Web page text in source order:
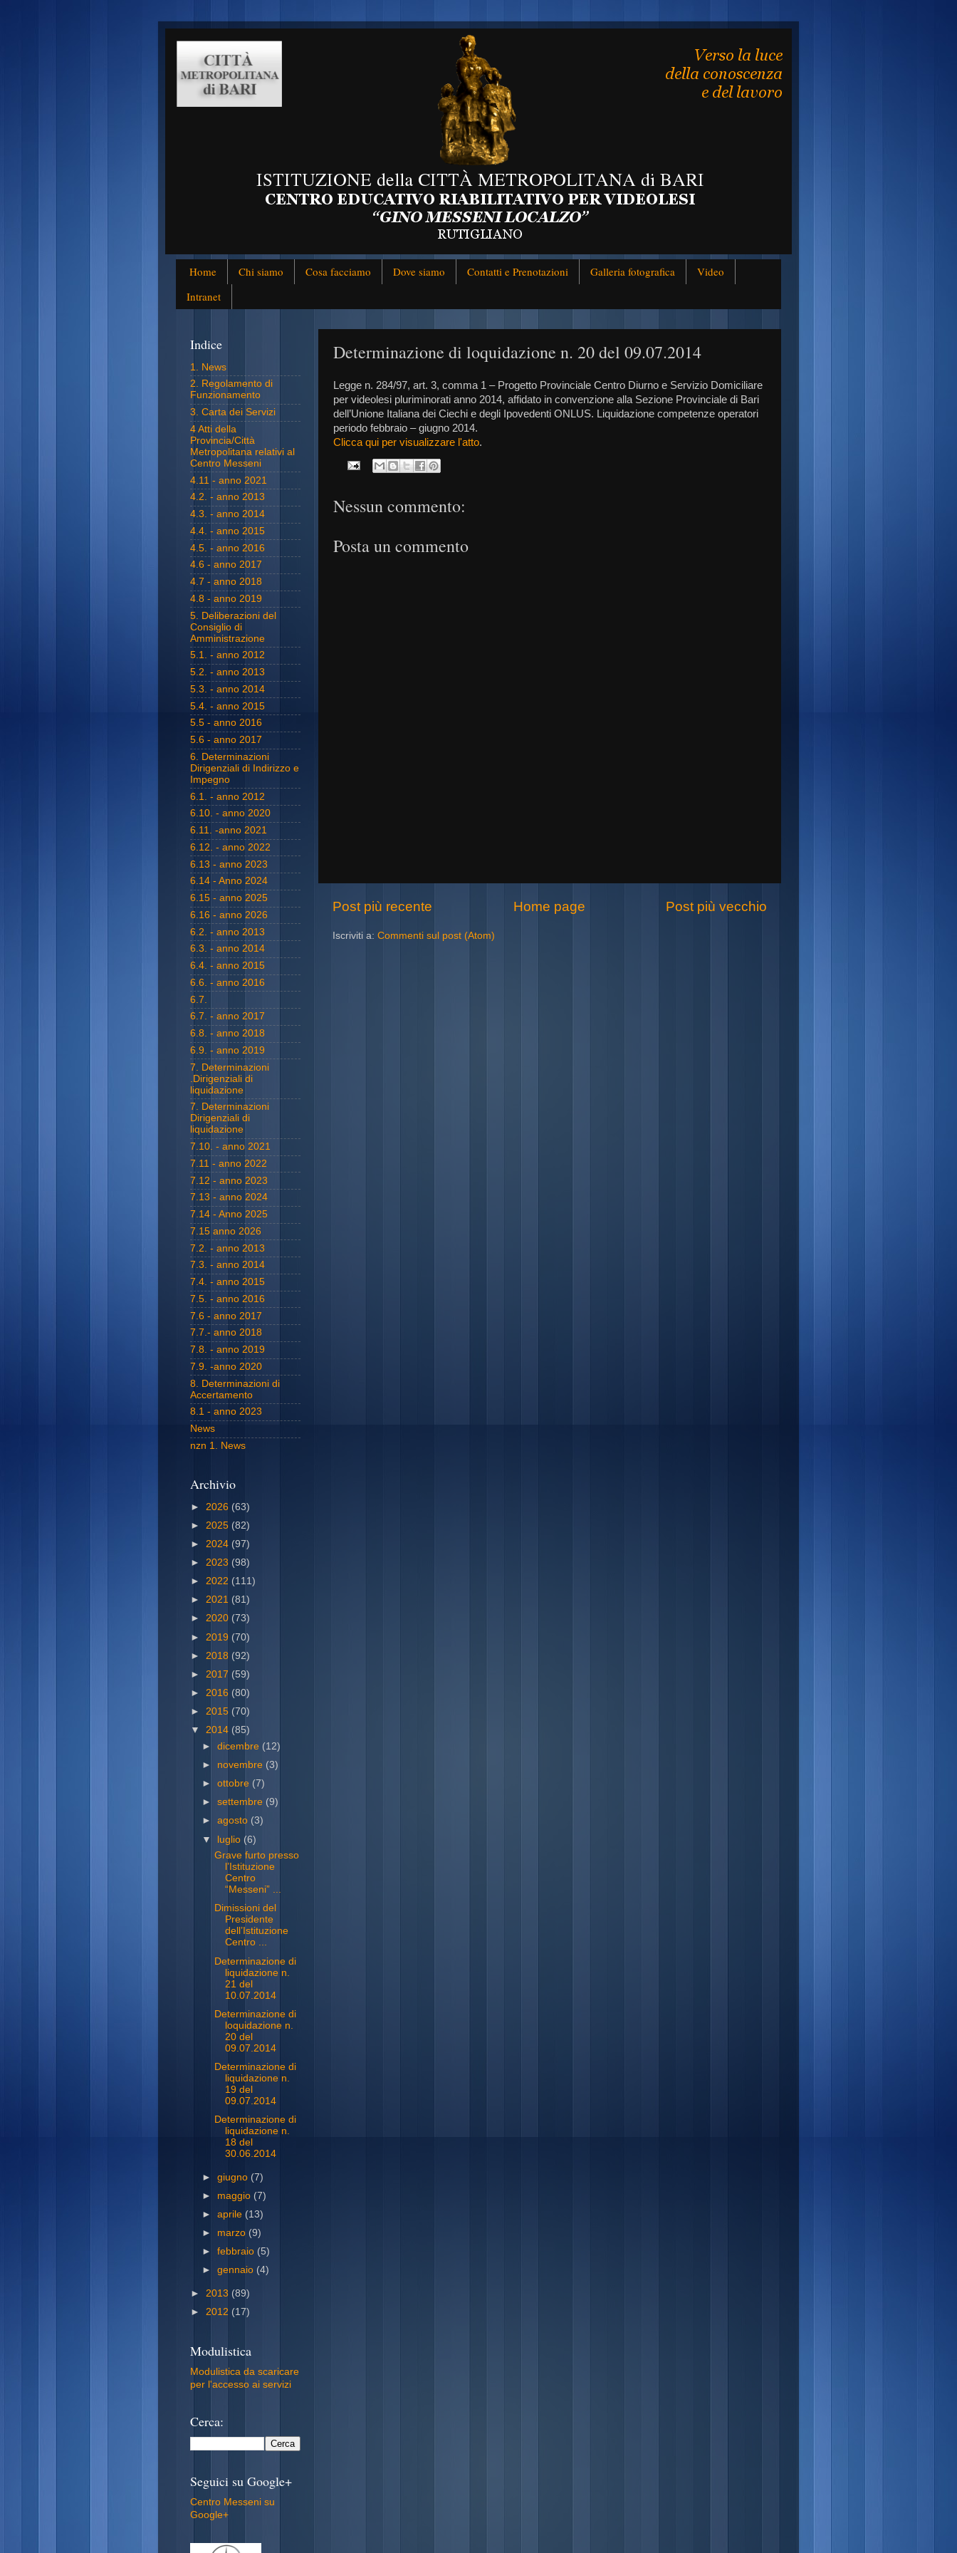
Home Chi siamo Cosa facciamo Dove siamo Contatti e Prenotazioni Galleria fotografica
Video
Intranet
Determinazione di loquidazione n. 20 del 09.07.2014
Legge n. 284/97, art. 3, comma 1 – Progetto Provinciale Centro Diurno e Servizio Domiciliare
per videolesi pluriminorati anno 2014, affidato in convenzione alla Sezione Provinciale di Bari
dell’Unione Italiana dei Ciechi e degli Ipovedenti ONLUS. Liquidazione competenze operatori
periodo febbraio – giugno 2014.
Clicca qui per visualizzare l'atto.
Nessun commento:
Posta un commento
Post più recente Post più vecchio
Home page
Iscriviti a: Commenti sul post (Atom)
Indice
1. News
2. Regolamento di
Funzionamento
3. Carta dei Servizi
4 Atti della
Provincia/Città
Metropolitana relativi al
Centro Messeni
4.11 - anno 2021
4.2. - anno 2013
4.3. - anno 2014
4.4. - anno 2015
4.5. - anno 2016
4.6 - anno 2017
4.7 - anno 2018
4.8 - anno 2019
5. Deliberazioni del
Consiglio di
Amministrazione
5.1. - anno 2012
5.2. - anno 2013
5.3. - anno 2014
5.4. - anno 2015
5.5 - anno 2016
5.6 - anno 2017
6. Determinazioni
Dirigenziali di Indirizzo e
Impegno
6.1. - anno 2012
6.10. - anno 2020
6.11. -anno 2021
6.12. - anno 2022
6.13 - anno 2023
6.14 - Anno 2024
6.15 - anno 2025
6.16 - anno 2026
6.2. - anno 2013
6.3. - anno 2014
6.4. - anno 2015
6.6. - anno 2016
6.7.
6.7. - anno 2017
6.8. - anno 2018
6.9. - anno 2019
7. Determinazioni
.Dirigenziali di
liquidazione
7. Determinazioni
Dirigenziali di
liquidazione
7.10. - anno 2021
7.11 - anno 2022
7.12 - anno 2023
7.13 - anno 2024
7.14 - Anno 2025
7.15 anno 2026
7.2. - anno 2013
7.3. - anno 2014
7.4. - anno 2015
7.5. - anno 2016
7.6 - anno 2017
7.7.- anno 2018
7.8. - anno 2019
7.9. -anno 2020
8. Determinazioni di
Accertamento
8.1 - anno 2023
News
nzn 1. News
Archivio
► 2026 (63)
► 2025 (82)
► 2024 (97)
► 2023 (98)
► 2022 (111)
► 2021 (81)
► 2020 (73)
► 2019 (70)
► 2018 (92)
► 2017 (59)
► 2016 (80)
► 2015 (70)
▼ 2014 (85)
►dicembre (12)
► novembre (3)
►ottobre (7)
►settembre (9)
►agosto (3)
▼ luglio (6)
Grave furto presso
l’Istituzione
Centro
“Messeni” ...
Dimissioni del
Presidente
dell’Istituzione
Centro ...
Determinazione di
liquidazione n.
21 del
10.07.2014
Determinazione di
loquidazione n.
20 del
09.07.2014
Determinazione di
liquidazione n.
19 del
09.07.2014
Determinazione di
liquidazione n.
18 del
30.06.2014
►giugno (7)
► maggio (7)
►aprile (13)
► marzo (9)
►febbraio (5)
►gennaio (4)
► 2013 (89)
► 2012 (17)
Modulistica
Modulistica da scaricare
per l'accesso ai servizi
Cerca:
Seguici su Google+
Centro Messeni su
Google+